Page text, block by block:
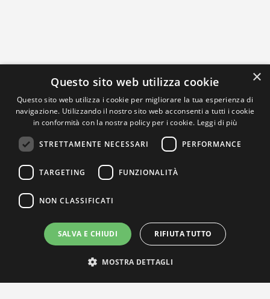
×
Questo sito web utilizza cookie
Questo sito web utilizza i cookie per migliorare la tua esperienza di
navigazione. Utilizzando il nostro sito web acconsenti a tutti i cookie
in conformità con la nostra policy per i cookie. Leggi di più
STRETTAMENTE NECESSARI PERFORMANCE
TARGETING FUNZIONALITÀ
NON CLASSIFICATI
SALVA E CHIUDI RIFIUTA TUTTO
MOSTRA DETTAGLI